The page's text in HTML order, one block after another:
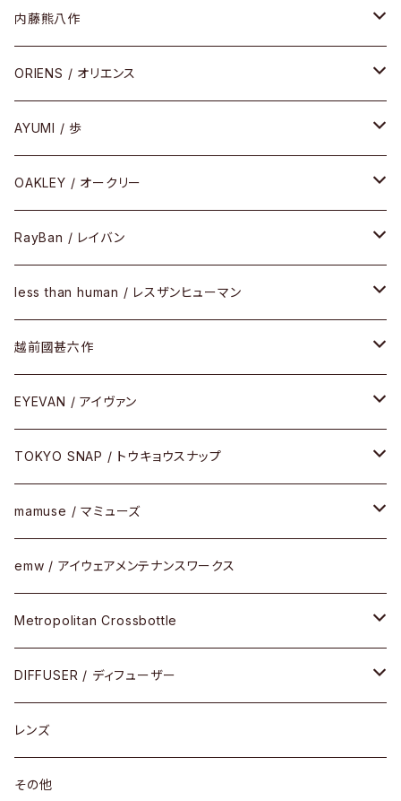
HEAVY EDITION
COMBI （コンビシリーズ）
PREMIUM（プレミアムシリーズ）
PLASTIC（プラスティックシリーズ）
SIRMONT（サーモントシリーズ）
SUNSHIFT
ケア用品
セル
コンビ
メタル
セル
コンビ
内藤熊八作
セル
メタル
コンビ
ORIENS / オリエンス
セルフレーム
メタルフレーム
その他
AYUMI / 歩
セルフレーム
OAKLEY / オークリー
メガネフレーム
サングラス
Frogskins(フロッグスキン )
Latch(ラッチ)
その他
修理
小物
RayBan / レイバン
メガネフレーム
サングラス
その他
less than human / レスザンヒューマン
メガネフレーム
サングラス
その他
越前國甚六作
セルフレーム
メタルフレーム
コンビフレーム
EYEVAN / アイヴァン
メガネ
サングラス
その他
TOKYO SNAP / トウキョウスナップ
セルフレーム
メタルフレーム
コンビネーション
mamuse / マミューズ
セル
メタル
コンビ
emw / アイウェアメンテナンスワークス
Metropolitan Crossbottle
30cm×30cm
18cm×13cm
DIFFUSER / ディフューザー
グラスコード
メガネケース
レンズ
その他